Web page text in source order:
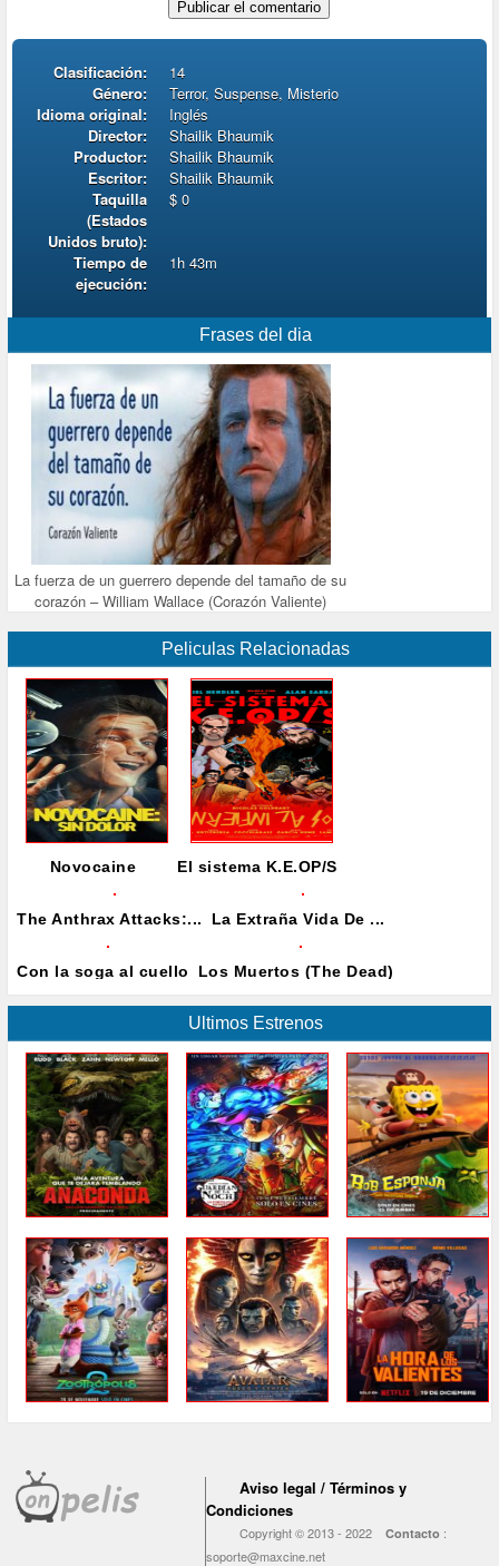
Clasificación:
14
Género:
Terror, Suspense, Misterio
Idioma original:
Inglés
Director:
Shailik Bhaumik
Productor:
Shailik Bhaumik
Escritor:
Shailik Bhaumik
Taquilla
(Estados
Unidos bruto):
$ 0
Tiempo de
ejecución:
1h 43m
Frases del dia
La fuerza de un guerrero depende del tamaño de su
corazón – William Wallace (Corazón Valiente)
Peliculas Relacionadas
Novocaine El sistema K.E.OP/S
The Anthrax Attacks:... La Extraña Vida De ...
Con la soga al cuello Los Muertos (The Dead)
Ultimos Estrenos
Aviso legal / Términos y
Condiciones
Copyright © 2013 - 2022Contacto :
soporte@maxcine.net